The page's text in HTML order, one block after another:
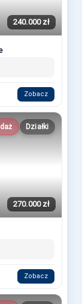
240.000 zł
Zobacz
Działki
270.000 zł
Zobacz